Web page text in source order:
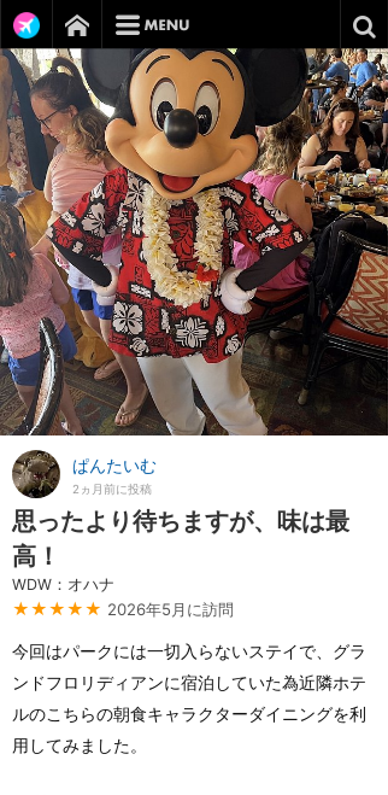
ぱんたいむ
2ヵ月前に投稿
思ったより待ちますが、味は最
高！
WDW：オハナ
★★★★★ 2026年5月に訪問
今回はパークには一切入らないステイで、グラ
ンドフロリディアンに宿泊していた為近隣ホテ
ルのこちらの朝食キャラクターダイニングを利
用してみました。